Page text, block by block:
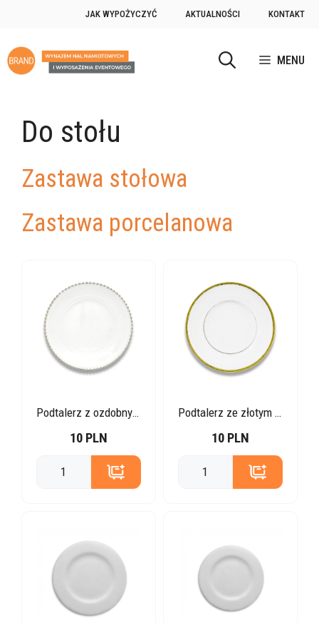
treści
JAK WYPOŻYCZYĆ AKTUALNOŚCI KONTAKT
MENU
Do stołu
Zastawa stołowa
Zastawa porcelanowa
Podtalerz z ozdobnym rantem 33cm
10 PLN
Podtalerz ze złotym rantem 33cm
10 PLN